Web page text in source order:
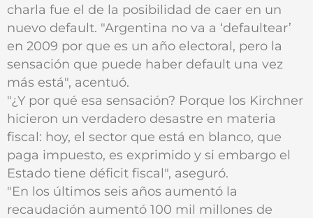
charla fue el de la posibilidad de caer en un
nuevo default. "Argentina no va a ‘defaultear’
en 2009 por que es un año electoral, pero la
sensación que puede haber default una vez
más está", acentuó.
"¿Y por qué esa sensación? Porque los Kirchner
hicieron un verdadero desastre en materia
fiscal: hoy, el sector que está en blanco, que
paga impuesto, es exprimido y si embargo el
Estado tiene déficit fiscal", aseguró.
"En los últimos seis años aumentó la
recaudación aumentó 100 mil millones de